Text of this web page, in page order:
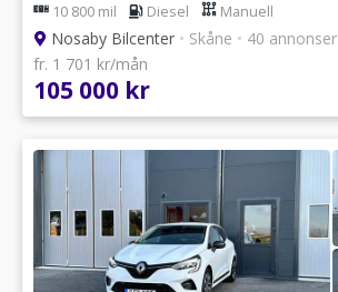
10 800 mil Diesel Manuell
Nosaby Bilcenter • Skåne • 40 annonser
fr. 1 701 kr/mån
105 000 kr